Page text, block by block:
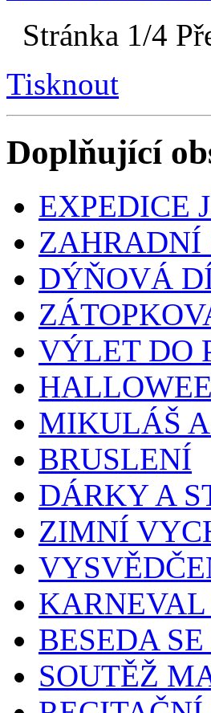
Stránka 1/4
Tisknout
Doplňující
EXPEDICE
ZAHRADNÍ
DÝŇOVÁ
VÝLET DO
MIKULÁŠ
BRUSLENÍ
DÁRKY A
ZIMNÍ
BESEDA
SOUTĚŽ